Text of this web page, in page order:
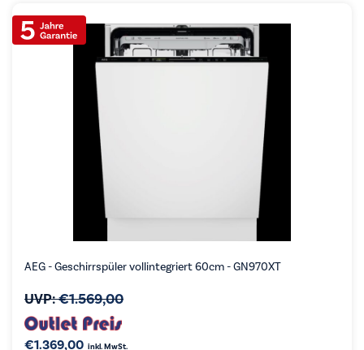
AEG - Geschirrspüler vollintegriert 60cm - GN970XT
UVP:€1.569,00
€1.369,00 inkl. MwSt.